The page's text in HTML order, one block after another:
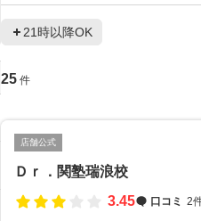
21時以降OK
25 件
店舗公式
Ｄｒ．関塾瑞浪校
3.45
口コミ 2